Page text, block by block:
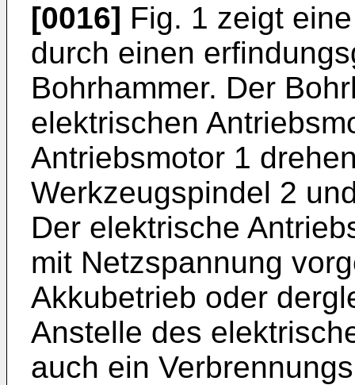
[0016] Fig. 1 zeigt
durch einen
Bohrhammer. Der
elektrischen
Antriebsmotor 1
Werkzeugspindel 2
Der elektrische
mit Netzspannung
Akkubetrieb oder
Anstelle des
auch ein